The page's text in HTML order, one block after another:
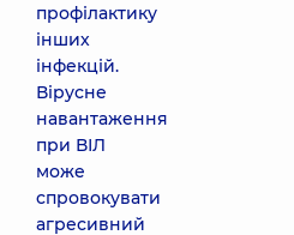
профілактику
інших
інфекцій.
Вірусне
навантаження
при ВІЛ
може
спровокувати
агресивний